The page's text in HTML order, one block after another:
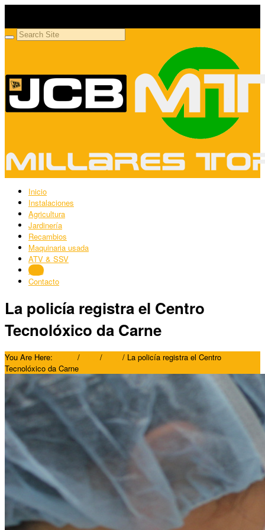
Inicio
Instalaciones
Agricultura
Jardinería
Recambios
Maquinaria usada
ATV & SSV
Blog
Contacto
La policía registra el Centro
Tecnolóxico da Carne
You Are Here: / / / La policía registra el Centro
Tecnolóxico da Carne